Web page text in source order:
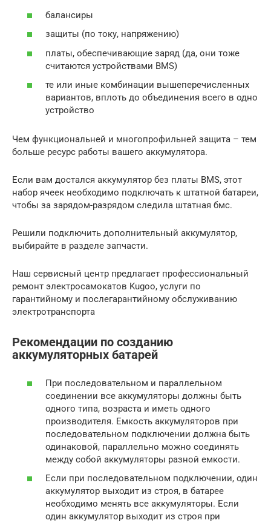
балансиры
защиты (по току, напряжению)
платы, обеспечивающие заряд (да, они тоже
считаются устройствами BMS)
те или иные комбинации вышеперечисленных
вариантов, вплоть до объединения всего в одно
устройство
Чем функциональней и многопрофильней защита – тем
больше ресурс работы вашего аккумулятора.
Если вам достался аккумулятор без платы BMS, этот
набор ячеек необходимо подключать к штатной батареи,
чтобы за зарядом-разрядом следила штатная бмс.
Решили подключить дополнительный аккумулятор,
выбирайте в разделе запчасти.
Наш сервисный центр предлагает профессиональный
ремонт электросамокатов Kugoo, услуги по
гарантийному и послегарантийному обслуживанию
электротранспорта
Рекомендации по созданию
аккумуляторных батарей
При последовательном и параллельном
соединении все аккумуляторы должны быть
одного типа, возраста и иметь одного
производителя. Емкость аккумуляторов при
последовательном подключении должна быть
одинаковой, параллельно можно соединять
между собой аккумуляторы разной емкости.
Если при последовательном подключении, один
аккумулятор выходит из строя, в батарее
необходимо менять все аккумуляторы. Если
один аккумулятор выходит из строя при